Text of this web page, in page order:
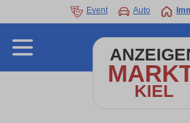
Event Auto
KIEL